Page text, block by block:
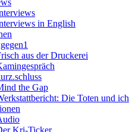
in English
aus der Druckerei
the Gap
Die Toten und ich
Kri-Ticker